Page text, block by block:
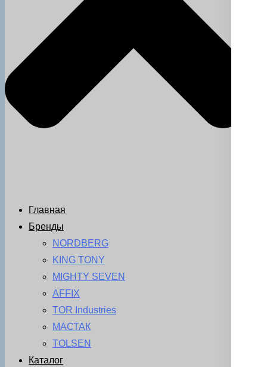
Главная
Бренды
NORDBERG
KING TONY
MIGHTY SEVEN
AFFIX
TOR Industries
МАСТАК
TOLSEN
Каталог